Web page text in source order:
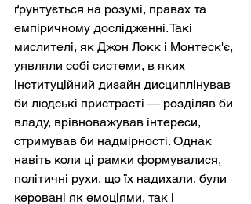
ґрунтується на розумі, правах та
емпіричному дослідженні. Такі
мислителі, як Джон Локк і Монтеск'є,
уявляли собі системи, в яких
інституційний дизайн дисциплінував
би людські пристрасті — розділяв би
владу, врівноважував інтереси,
стримував би надмірності. Однак
навіть коли ці рамки формувалися,
політичні рухи, що їх надихали, були
керовані як емоціями, так і